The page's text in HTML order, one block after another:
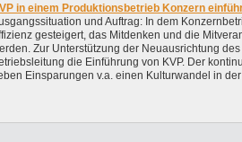
in einem Produktionsbetrieb Konzern
und Auftrag: In dem
gesteigert, das Mitdenken und die
Zur Unterstützung der Neuausrichtung
die Einführung von KVP. Der
Einsparungen v.a. einen Kulturwandel in der